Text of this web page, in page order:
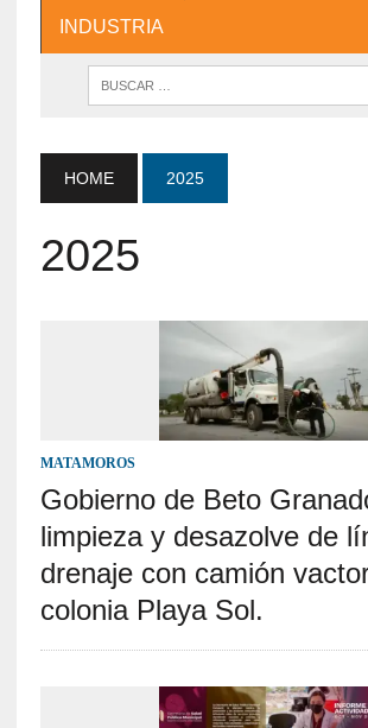
INDUSTRIA
HOME 2025
2025
MATAMOROS
Gobierno de Beto
limpieza y desazolve de
drenaje con camión
colonia Playa Sol.